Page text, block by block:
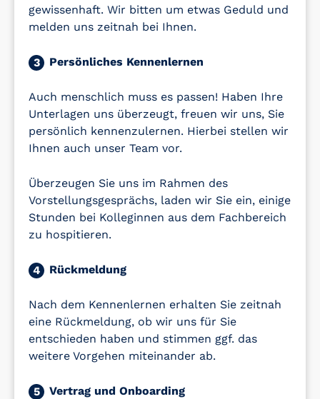
gewissenhaft. Wir bitten um etwas Geduld und
melden uns zeitnah bei Ihnen.
3 Persönliches Kennenlernen
Auch menschlich muss es passen! Haben Ihre
Unterlagen uns überzeugt, freuen wir uns, Sie
persönlich kennenzulernen. Hierbei stellen wir
Ihnen auch unser Team vor.
Überzeugen Sie uns im Rahmen des
Vorstellungsgesprächs, laden wir Sie ein, einige
Stunden bei Kolleginnen aus dem Fachbereich
zu hospitieren.
4 Rückmeldung
Nach dem Kennenlernen erhalten Sie zeitnah
eine Rückmeldung, ob wir uns für Sie
entschieden haben und stimmen ggf. das
weitere Vorgehen miteinander ab.
5 Vertrag und Onboarding